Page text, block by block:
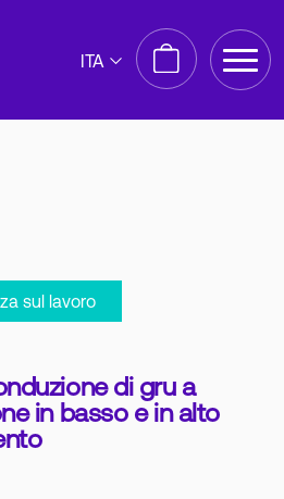
sul lavoro
di gru a
in basso e in alto
ITA